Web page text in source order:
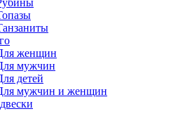
женщин
мужчин
детей
мужчин и женщин